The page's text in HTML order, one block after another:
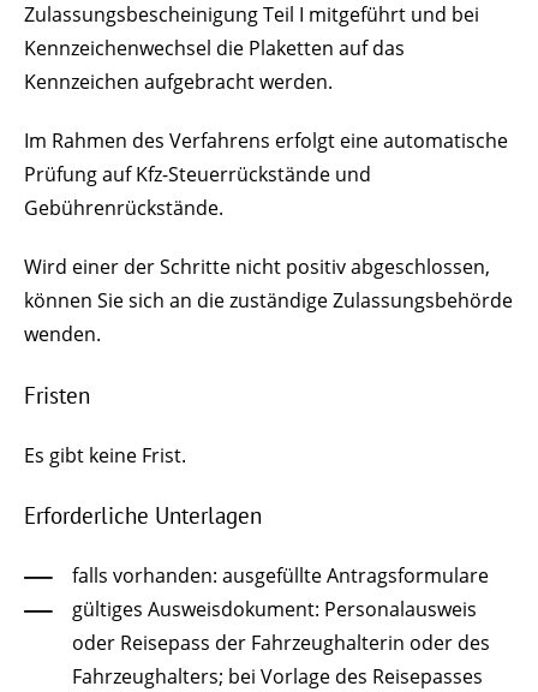
Zulassungsbescheinigung Teil I mitgeführt und bei
Kennzeichenwechsel die Plaketten auf das
Kennzeichen aufgebracht werden.
Im Rahmen des Verfahrens erfolgt eine automatische
Prüfung auf Kfz-Steuerrückstände und
Gebührenrückstände.
Wird einer der Schritte nicht positiv abgeschlossen,
können Sie sich an die zuständige Zulassungsbehörde
wenden.
Fristen
Es gibt keine Frist.
Erforderliche Unterlagen
falls vorhanden: ausgefüllte Antragsformulare
gültiges Ausweisdokument: Personalausweis
oder Reisepass der Fahrzeughalterin oder des
Fahrzeughalters; bei Vorlage des Reisepasses